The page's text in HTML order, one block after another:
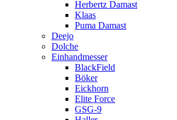
Herbertz Damast
Klaas
Puma Damast
Deejo
Dolche
Einhandmesser
BlackField
Böker
Eickhorn
Elite Force
GSG-9